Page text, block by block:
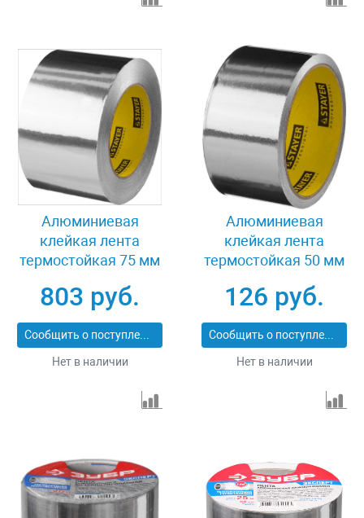
Алюминиевая
клейкая лента
термостойкая 75 мм
Professional 12268-75-
50
803 руб.
Сообщить о поступлении
Нет в наличии
Алюминиевая
клейкая лента
термостойкая 50 мм
Professional 12268-50-
10
126 руб.
Сообщить о поступлении
Нет в наличии